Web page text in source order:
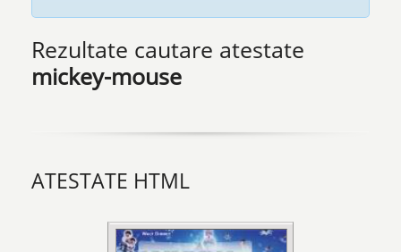
Rezultate cautare atestate
mickey-mouse
ATESTATE HTML